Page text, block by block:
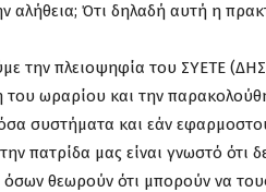
Ότι δηλαδή αυτή η
την πλειοψηφία του ΣΥΕΤΕ
του ωραρίου και την
συστήματα και εάν
πατρίδα μας είναι γνωστό ότι
θεωρούν ότι μπορούν να